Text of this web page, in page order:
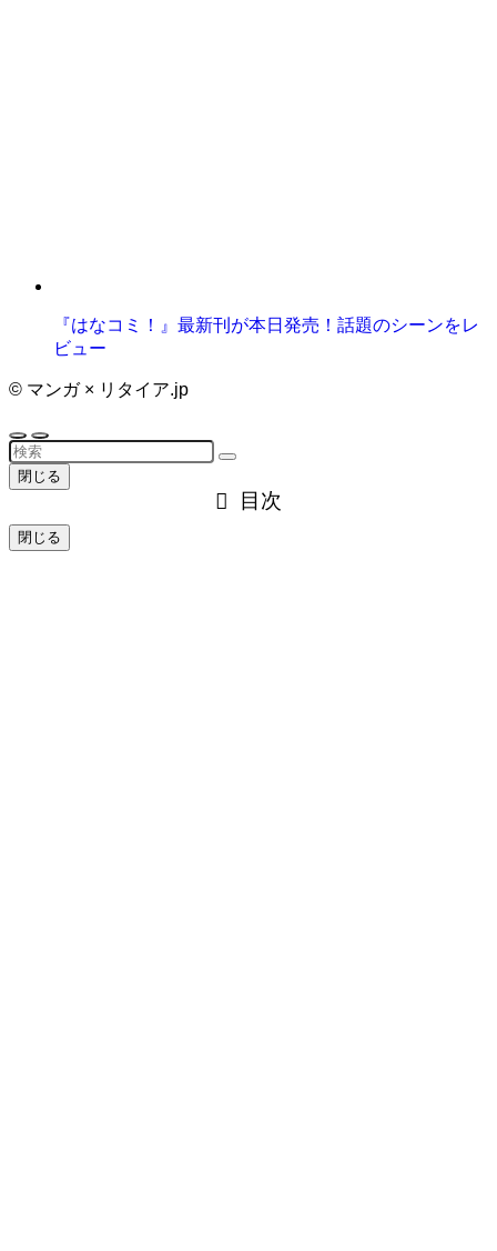
『はなコミ！』最新刊が本日発売！話題のシーンをレ
ビュー
© マンガ × リタイア.jp
閉じる
目次
閉じる